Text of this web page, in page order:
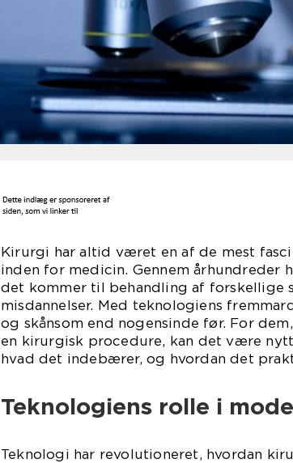
Kirurgi har altid været en af de mest
inden for medicin. Gennem århundreder
det kommer til behandling af forskellige
misdannelser. Med teknologiens
og skånsom end nogensinde før. For
en kirurgisk procedure, kan det være
hvad det indebærer, og hvordan det
Teknologiens rolle i
Teknologi har revolutioneret, hvordan